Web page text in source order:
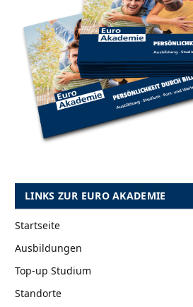
LINKS ZUR EURO AKADEMIE
Startseite
Ausbildungen
Top-up Studium
Standorte